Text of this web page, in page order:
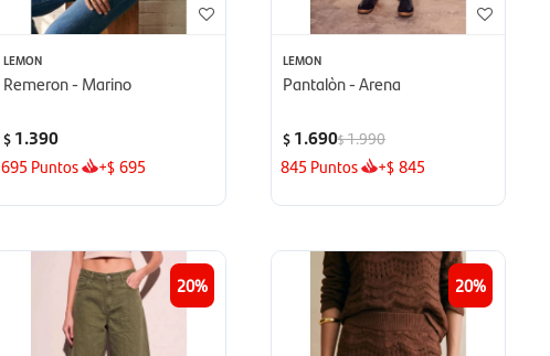
LEMON
Remeron - Marino
$ 1.390
695 Puntos +$ 695
LEMON
Pantalòn - Arena
$ 1.690$1.990
845 Puntos +$ 845
20 20